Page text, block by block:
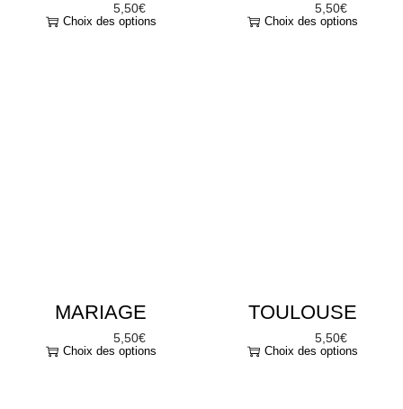
5,50€
Choix des options
5,50€
Choix des options
MARIAGE
5,50€
Choix des options
TOULOUSE
5,50€
Choix des options